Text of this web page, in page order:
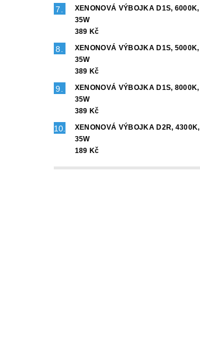
XENONOVÁ VÝBOJKA D1S, 6000K,
35W
389 Kč
XENONOVÁ VÝBOJKA D1S, 5000K,
35W
389 Kč
XENONOVÁ VÝBOJKA D1S, 8000K,
35W
389 Kč
XENONOVÁ VÝBOJKA D2R, 4300K,
35W
189 Kč